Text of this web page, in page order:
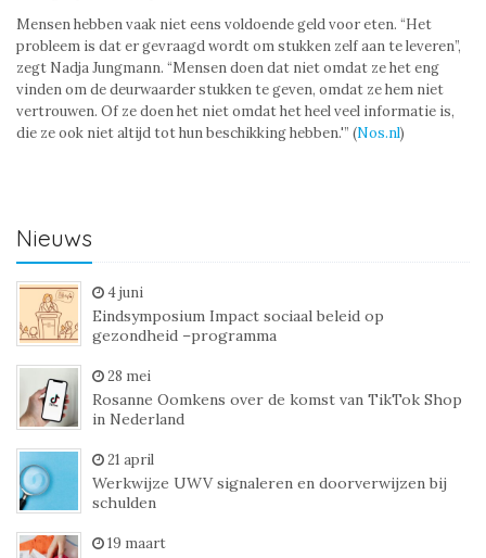
Mensen hebben vaak niet eens voldoende geld voor eten. “Het
probleem is dat er gevraagd wordt om stukken zelf aan te leveren”,
zegt Nadja Jungmann. “Mensen doen dat niet omdat ze het eng
vinden om de deurwaarder stukken te geven, omdat ze hem niet
vertrouwen. Of ze doen het niet omdat het heel veel informatie is,
die ze ook niet altijd tot hun beschikking hebben.'” (Nos.nl)
Nieuws
4 juni
Eindsymposium Impact sociaal beleid op
gezondheid –programma
28 mei
Rosanne Oomkens over de komst van TikTok Shop
in Nederland
21 april
Werkwijze UWV signaleren en doorverwijzen bij
schulden
19 maart